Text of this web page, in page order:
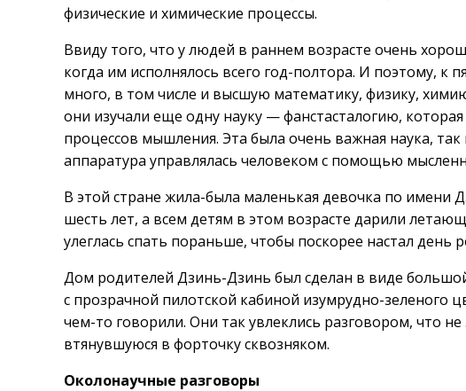
физические и химические процессы.
Ввиду того, что у людей в раннем возрасте очень
когда им исполнялось всего год-полтора. И поэтому, к
много, в том числе и высшую математику, физику,
они изучали еще одну науку — фанстасталогию,
процессов мышления. Эта была очень важная наука, так
аппаратура управлялась человеком с помощью
В этой стране жила-была маленькая девочка по имени
шесть лет, а всем детям в этом возрасте дарили
улеглась спать пораньше, чтобы поскорее настал день
Дом родителей Дзинь-Дзинь был сделан в виде
с прозрачной пилотской кабиной изумрудно-зеленого
чем-то говорили. Они так увлеклись разговором, что
втянувшуюся в форточку сквозняком.
Околонаучные разговоры